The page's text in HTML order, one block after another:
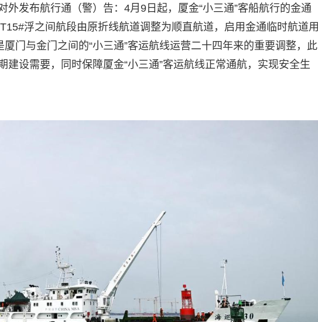
外发布航行通（警）告：4月9日起，厦金“小三通”客船航行的金通
浮之间航段由原折线航道调整为顺直航道，启用金通临时航道用
门与金门之间的“小三通”客运航线运营二十四年来的重要调整，此
设需要，同时保障厦金“小三通”客运航线正常通航，实现安全生